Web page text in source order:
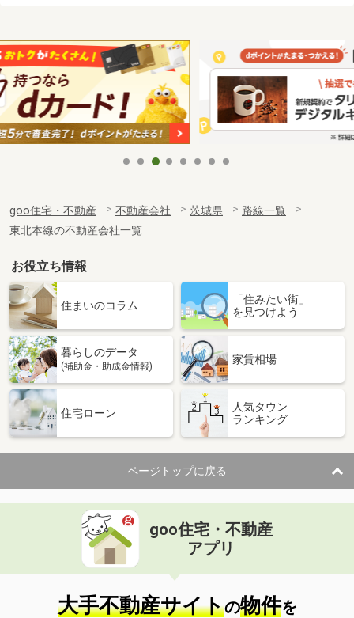
goo住宅・不動産 不動産会社 茨城県
路線一覧
東北本線の不動産会社一覧
お役立ち情報
住まいのコラム
「住みたい街」
を見つけよう
暮らしのデータ
(補助金・助成金情報)
家賃相場
住宅ローン
人気タウン
ランキング
ページトップに戻る
goo住宅・不動産
アプリ
大手不動産サイトの物件を